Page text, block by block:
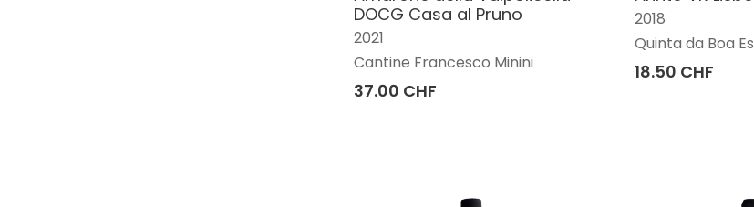
DOCG Casa al Pruno
2021
Cantine Francesco Minini
37.00 CHF
2018
Quinta da Boa
18.50 CHF